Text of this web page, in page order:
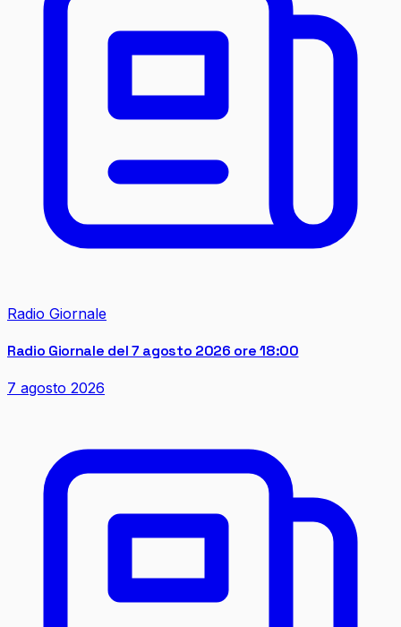
Radio Giornale
Radio Giornale del 7 agosto 2026 ore 18:00
7 agosto 2026